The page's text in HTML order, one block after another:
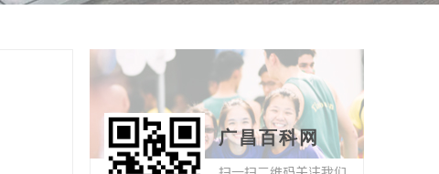
广昌百科网